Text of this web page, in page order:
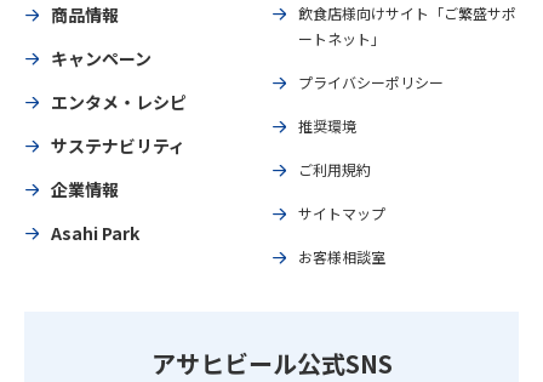
商品情報
キャンペーン
エンタメ・レシピ
サステナビリティ
企業情報
Asahi Park
飲食店様向けサイト「ご繁盛サポ
ートネット」
プライバシーポリシー
推奨環境
ご利用規約
サイトマップ
お客様相談室
アサヒビール公式SNS